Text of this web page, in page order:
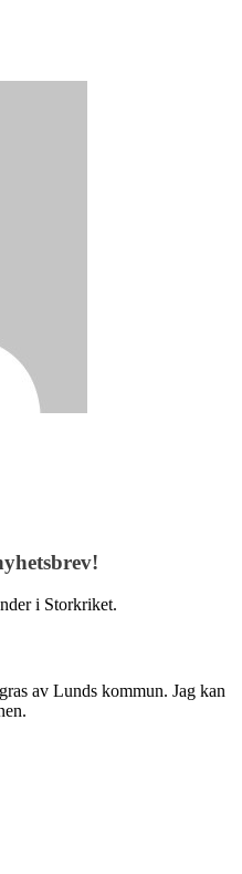
i Storkriket.
av Lunds kommun. Jag kan